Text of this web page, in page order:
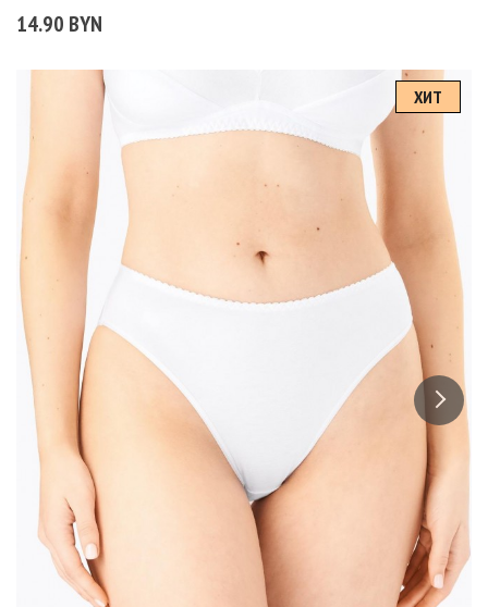
14.90 BYN
ХИТ